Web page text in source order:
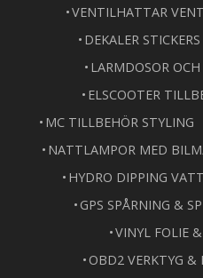
VENTILHATTAR
DEKALER
LARMDOSOR
ELSCOOTER
MC TILLBEHÖR STYLING
NATTLAMPOR MED
HYDRO DIPPING
GPS SPÅRNING &
VINYL FOLIE
OBD2 VERKTYG &